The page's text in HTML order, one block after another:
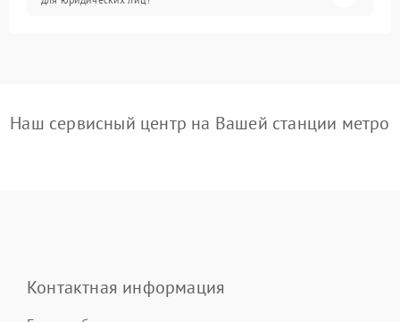
Наш сервисный центр на Вашей станции метро
Контактная информация